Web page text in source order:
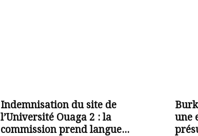
Indemnisation du site de
l’Université Ouaga 2 : la
commission prend langue...
une